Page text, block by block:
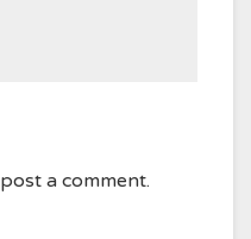
a comment.